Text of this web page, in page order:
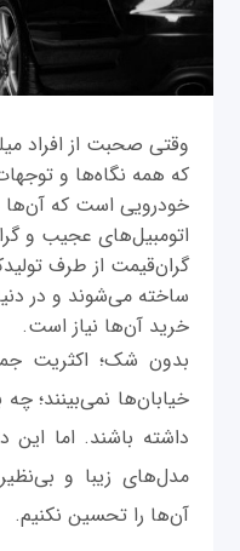
وقتی صحبت از افراد
که همه نگاه‌ها و
خودرویی است که
اتومبیل‌های عجیب و
گران‌قیمت از طرف
ساخته می‌شوند و در
خرید آن‌ها نیاز است.
بدون شک؛ اکثریت
خیابان‌‌ها نمی‌بینند؛
داشته باشند. اما
مدل‌های زیبا و
آن‌ها را تحسین نکنیم.